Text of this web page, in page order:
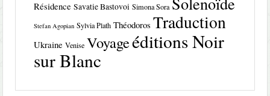
Résidence Savatie Bastovoi Simona Sora
Stefan Agopian Sylvia Plath Théodoros Traduction
Ukraine Venise Voyageéditions Noir
sur Blanc